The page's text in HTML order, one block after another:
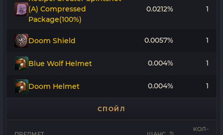
(A) Compressed
Package(100%)
0.0212% 1
Doom Shield 0.0057% 1
Blue Wolf Helmet 0.004% 1
Doom Helmet 0.004% 1
СПОЙЛ
КОЛ-